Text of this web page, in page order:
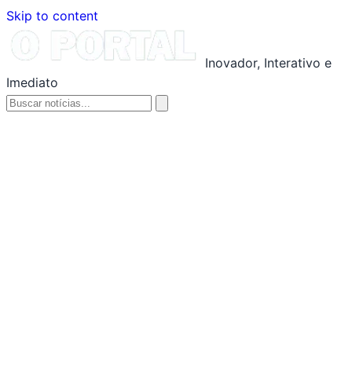
Skip to content
Inovador, Interativo e
Imediato